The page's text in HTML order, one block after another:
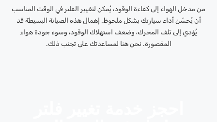
من مدخل الهواء إلى كفاءة الوقود، يُمكن لتغيير الفلتر في الوقت المناسب
أن يُحسّن أداء سيارتك بشكل ملحوظ. إهمال هذه الصيانة البسيطة قد
يُؤدي إلى تلف المحرك، وضعف استهلاك الوقود، وسوء جودة هواء
المقصورة. نحن هنا لمساعدتك على تجنب ذلك.